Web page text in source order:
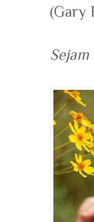
(Gary